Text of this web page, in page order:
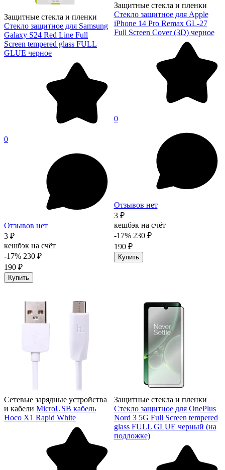
Защитные стекла и пленки
Стекло защитное для Samsung
Galaxy S24 Red Line Full
Screen tempered glass FULL
GLUE черное
0
Отзывов нет
3 ₽
кешбэк на счёт
-17% 230 ₽
190 ₽
Купить
Защитные стекла и пленки
Стекло защитное для Apple
iPhone 14 Pro Remax GL-27
Full Screen Cover (3D) черное
0
Отзывов нет
3 ₽
кешбэк на счёт
-17% 230 ₽
190 ₽
Купить
Сетевые зарядные устройства
и кабели MicroUSB кабель
Hoco X1 Rapid White
Защитные стекла и пленки
Стекло защитное для OnePlus
Nord 3 5G Full Screen tempered
glass FULL GLUE черный (на
подложке)